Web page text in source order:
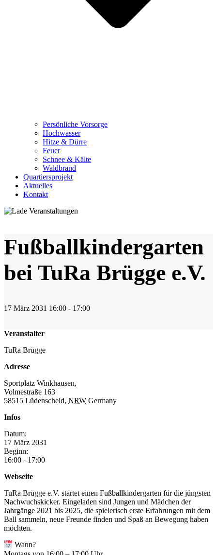
Persönliche Vorsorge
Hochwasser
Hitze & Dürre
Feuer
Schnee & Kälte
Waldbrand
Quartiersprojekt
Aktuelles
Kontakt
Fußballkindergarten
bei TuRa Brügge e.V.
17 März 2031 16:00 - 17:00
Veranstalter
TuRa Brügge
Adresse
Sportplatz Winkhausen,
Volmestraße 163
58515 Lüdenscheid, NRW Germany
Infos
Datum:
17 März 2031
Beginn:
16:00 - 17:00
Webseite
TuRa Brügge e.V. startet einen Fußballkindergarten für die jüngsten
Nachwuchskicker. Eingeladen sind Jungen und Mädchen der
Jahrgänge 2021 bis 2025, die spielerisch erste Erfahrungen mit dem
Ball sammeln, neue Freunde finden und Spaß an Bewegung haben
möchten.
Wann?